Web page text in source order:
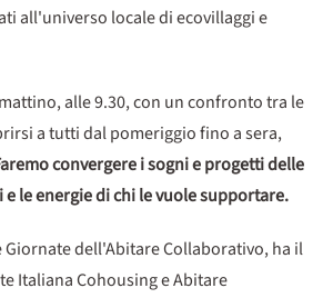
all'universo locale di ecovillaggi e
alle 9.30, con un confronto tra le
a tutti dal pomeriggio fino a sera,
convergere i sogni e progetti delle
le energie di chi le vuole supportare.
Giornate dell'Abitare Collaborativo, ha il
Italiana Cohousing e Abitare